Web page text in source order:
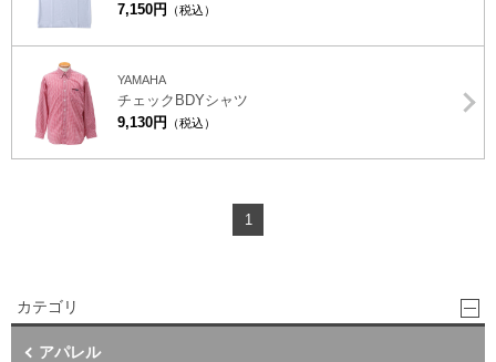
7,150円
（税込）
YAMAHA
チェックBDYシャツ
9,130円
（税込）
1
カテゴリ
アパレル